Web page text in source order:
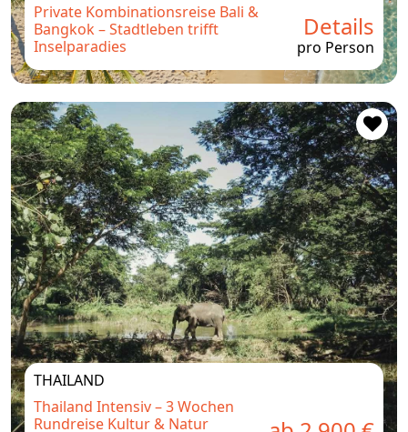
Private Kombinationsreise Bali &
Bangkok – Stadtleben trifft
Inselparadies
Details
pro Person
THAILAND
Thailand Intensiv – 3 Wochen
Rundreise Kultur & Natur